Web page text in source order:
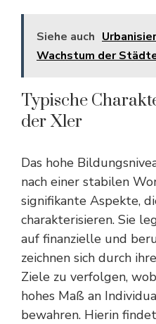
Siehe auch
Wachstum der
Typische
der Xler
Das hohe
nach einer stabilen
signifikante Aspekte,
charakterisieren. Sie
auf finanzielle und
zeichnen sich durch
Ziele zu verfolgen,
hohes Maß an
bewahren. Hierin